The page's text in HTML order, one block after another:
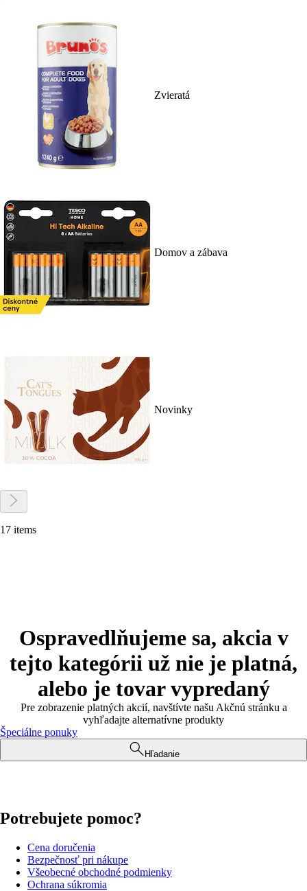
Zvieratá
Domov a zábava
Novinky
17 items
Ospravedlňujeme sa, akcia v
tejto kategórii už nie je platná,
alebo je tovar vypredaný
Pre zobrazenie platných akcií, navštívte našu Akčnú stránku a
vyhľadajte alternatívne produkty
Špeciálne ponuky
Hľadanie
Potrebujete pomoc?
Cena doručenia
Bezpečnosť pri nákupe
Všeobecné obchodné podmienky
Ochrana súkromia